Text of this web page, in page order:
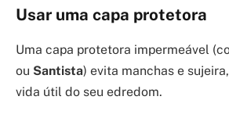
Usar uma capa protetora
Uma capa protetora impermeável
ou Santista) evita manchas e
vida útil do seu edredom.